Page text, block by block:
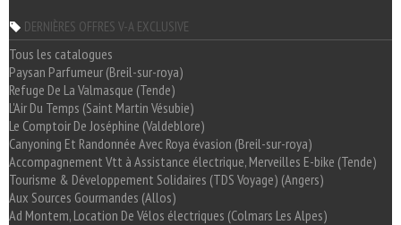
DERNIÈRES OFFRES V-A EXCLUSIVE
Tous les catalogues
Paysan Parfumeur (Breil-sur-roya)
Refuge De La Valmasque (Tende)
L'Air Du Temps (Saint Martin Vésubie)
Le Comptoir De Joséphine (Valdeblore)
Canyoning Et Randonnée Avec Roya évasion (Breil-sur-roya)
Accompagnement Vtt à Assistance électrique, Merveilles E-bike (Tende)
Tourisme & Développement Solidaires (TDS Voyage) (Angers)
Aux Sources Gourmandes (Allos)
Ad Montem, Location De Vélos électriques (Colmars Les Alpes)